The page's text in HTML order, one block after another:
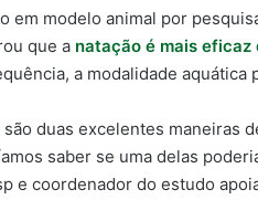
em modelo animal por
que a natação é mais
a modalidade
são duas excelentes maneiras
saber se uma delas
e coordenador do estudo